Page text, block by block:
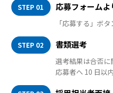
STEP 01 応募フォームよ
「応募する」ボ
STEP 02 書類選考
選考結果は合否に
応募者へ 10 日以